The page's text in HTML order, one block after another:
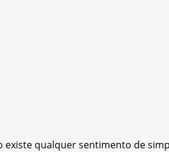
existe qualquer sentimento de